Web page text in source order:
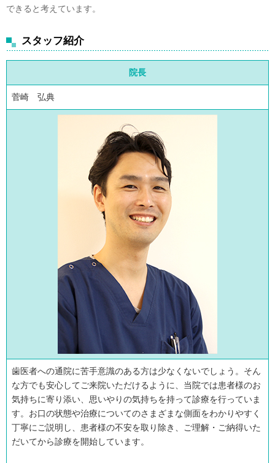
できると考えています。
スタッフ紹介
院長
菅崎 弘典
歯医者への通院に苦手意識のある方は少なくないでしょう。そん
な方でも安心してご来院いただけるように、当院では患者様のお
気持ちに寄り添い、思いやりの気持ちを持って診療を行っていま
す。お口の状態や治療についてのさまざまな側面をわかりやすく
丁寧にご説明し、患者様の不安を取り除き、ご理解・ご納得いた
だいてから診療を開始しています。